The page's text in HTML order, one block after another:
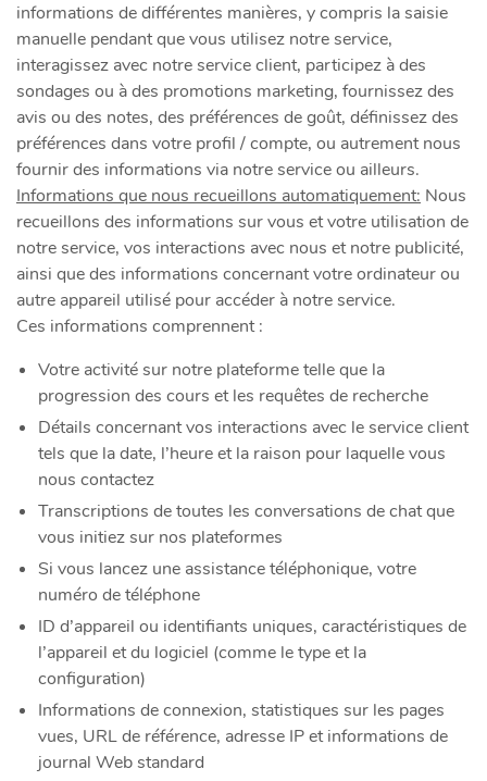
informations de différentes manières, y compris la saisie
manuelle pendant que vous utilisez notre service,
interagissez avec notre service client, participez à des
sondages ou à des promotions marketing, fournissez des
avis ou des notes, des préférences de goût, définissez des
préférences dans votre profil / compte, ou autrement nous
fournir des informations via notre service ou ailleurs.
Informations que nous recueillons automatiquement: Nous
recueillons des informations sur vous et votre utilisation de
notre service, vos interactions avec nous et notre publicité,
ainsi que des informations concernant votre ordinateur ou
autre appareil utilisé pour accéder à notre service.
Ces informations comprennent :
Votre activité sur notre plateforme telle que la
progression des cours et les requêtes de recherche
Détails concernant vos interactions avec le service client
tels que la date, l’heure et la raison pour laquelle vous
nous contactez
Transcriptions de toutes les conversations de chat que
vous initiez sur nos plateformes
Si vous lancez une assistance téléphonique, votre
numéro de téléphone
ID d’appareil ou identifiants uniques, caractéristiques de
l’appareil et du logiciel (comme le type et la
configuration)
Informations de connexion, statistiques sur les pages
vues, URL de référence, adresse IP et informations de
journal Web standard